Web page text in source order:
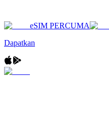
eSIM PERCUMA
Dapatkan